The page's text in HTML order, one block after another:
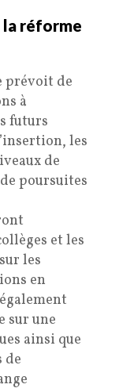
la réforme
prévoit de
à
futurs
les
de
poursuites
et les
les
en
sur une
ainsi que
de